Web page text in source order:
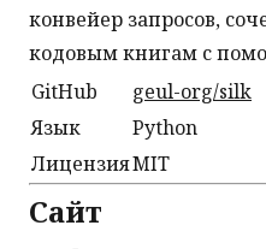
конвейер запросов,
кодовым книгам с
GitHub
geul-org/silk
Язык
Python
ЛицензияMIT
Сайт